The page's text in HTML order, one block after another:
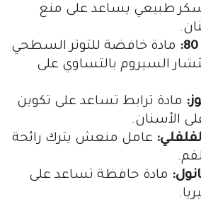
طبيعي يساعد على منع
مادة خافضة للتوتر السطحي
السيروم بالتساوي على
مادة ترابط تساعد على تكوين
الأسنان.
عامل منعش يترك رائحة
مادة حافظة تساعد على